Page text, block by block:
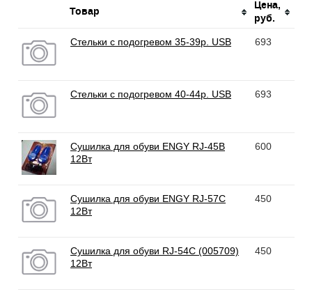
Товар
Цена,
руб.
Стельки с подогревом 35-39р. USB 693
Стельки с подогревом 40-44р. USB 693
Сушилка для обуви ENGY RJ-45B
12Вт
600
Сушилка для обуви ENGY RJ-57C
12Вт
450
Сушилка для обуви RJ-54С (005709)
12Вт
450